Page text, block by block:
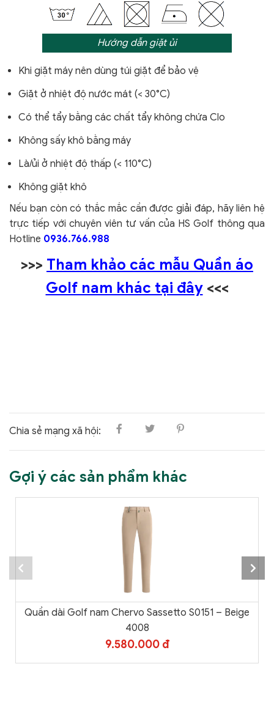
Hướng dẫn giặt ủi
Khi giặt máy nên dùng túi giặt để bảo vệ
Giặt ở nhiệt độ nước mát (< 30°C)
Có thể tẩy bằng các chất tẩy không chứa Clo
Không sấy khô bằng máy
Là/ủi ở nhiệt độ thấp (< 110°C)
Không giặt khô
Nếu bạn còn có thắc mắc cần được giải đáp, hãy liên hệ
trực tiếp với chuyên viên tư vấn của HS Golf thông qua
Hotline 0936.766.988
>>> Tham khảo các mẫu Quần áo
Golf nam khác tại đây<<<
Chia sẻ mạng xã hội:
Gợi ý các sản phẩm khác
Quần dài Golf nam Chervo Sassetto S0151 – Beige
4008
9.580.000 đ